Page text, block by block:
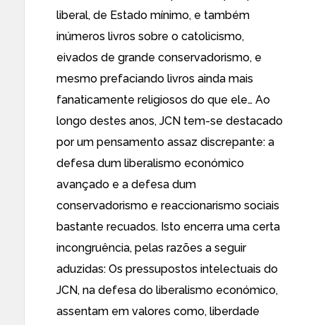
liberal, de Estado mínimo, e também
inúmeros livros sobre o catolicismo,
eivados de grande conservadorismo, e
mesmo prefaciando livros ainda mais
fanaticamente religiosos do que ele… Ao
longo destes anos, JCN tem-se destacado
por um pensamento assaz discrepante: a
defesa dum liberalismo económico
avançado e a defesa dum
conservadorismo e reaccionarismo sociais
bastante recuados. Isto encerra uma certa
incongruência, pelas razões a seguir
aduzidas: Os pressupostos intelectuais do
JCN, na defesa do liberalismo económico,
assentam em valores como, liberdade